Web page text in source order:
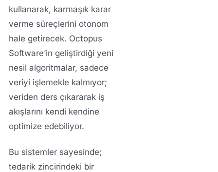
kullanarak, karmaşık karar
verme süreçlerini otonom
hale getirecek. Octopus
Software’in geliştirdiği yeni
nesil algoritmalar, sadece
veriyi işlemekle kalmıyor;
veriden ders çıkararak iş
akışlarını kendi kendine
optimize edebiliyor.
Bu sistemler sayesinde;
tedarik zincirindeki bir